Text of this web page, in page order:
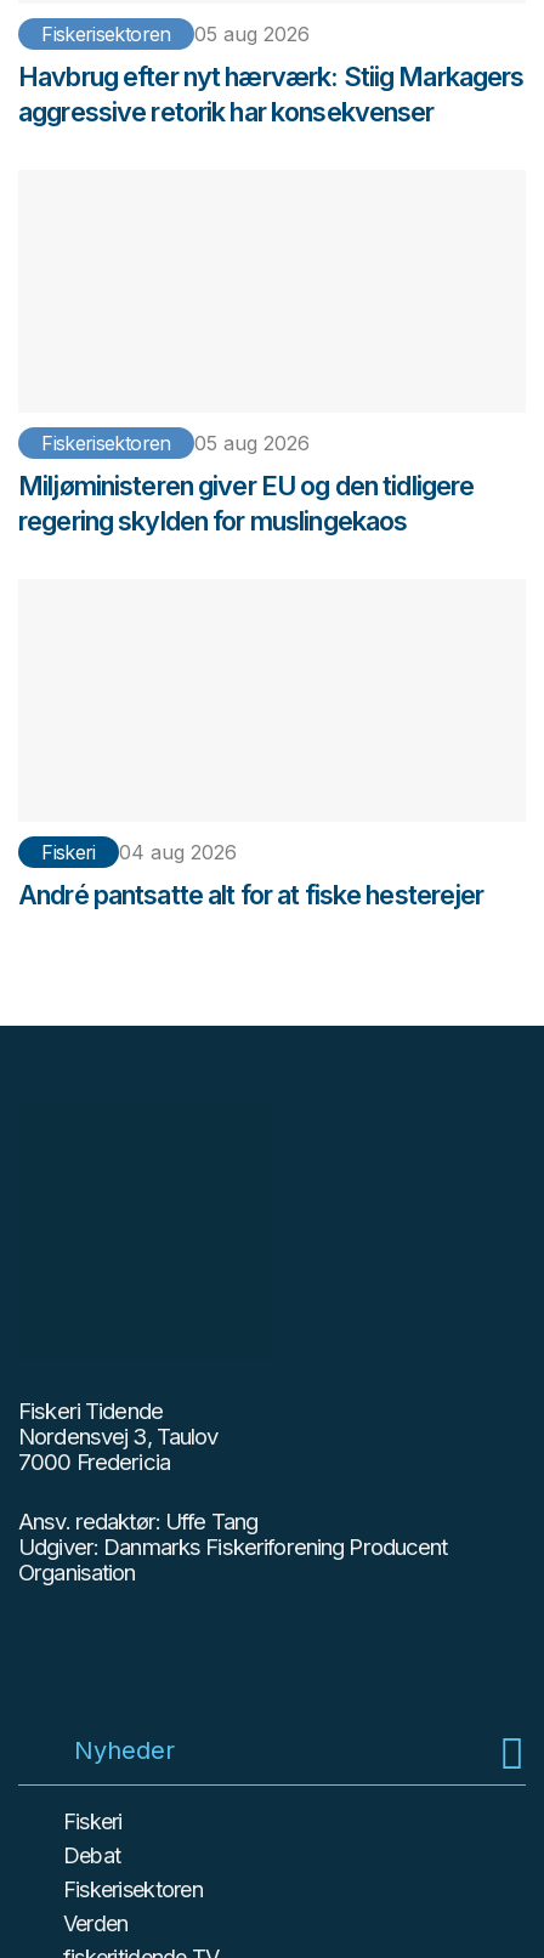
Fiskerisektoren 05 aug 2026
Havbrug efter nyt hærværk: Stiig Markagers
aggressive retorik har konsekvenser
Fiskerisektoren 05 aug 2026
Miljøministeren giver EU og den tidligere
regering skylden for muslingekaos
Fiskeri 04 aug 2026
André pantsatte alt for at fiske hesterejer
Fiskeri Tidende
Nordensvej 3, Taulov
7000 Fredericia
Ansv. redaktør: Uffe Tang
Udgiver: Danmarks Fiskeriforening Producent
Organisation
Nyheder
Fiskeri
Debat
Fiskerisektoren
Verden